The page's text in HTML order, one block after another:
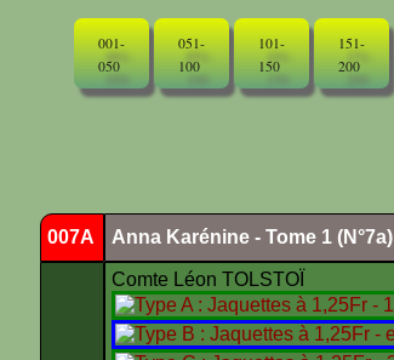
001-
050
051-
100
101-
150
151-
200
007A Anna Karénine - Tome 1 (N°7a)
Comte Léon TOLSTOÏ